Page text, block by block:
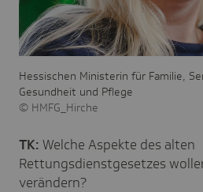
Hessischen Ministerin für Familie,
Gesundheit und Pflege
HMFG_Hirche
TK: Welche Aspekte des alten
Rettungsdienstgesetzes
verändern?